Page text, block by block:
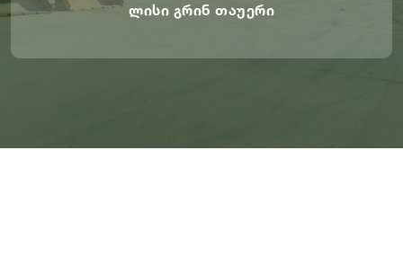
Ლისი Გრინ Თაუერი